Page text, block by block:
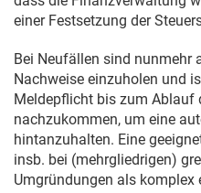
einer Festsetzung der
Bei Neufällen sind nunmehr
Nachweise einzuholen und
Meldepflicht bis zum Ablauf
nachzukommen, um eine
hintanzuhalten. Eine
insb. bei (mehrgliedrigen)
Umgründungen als komplex